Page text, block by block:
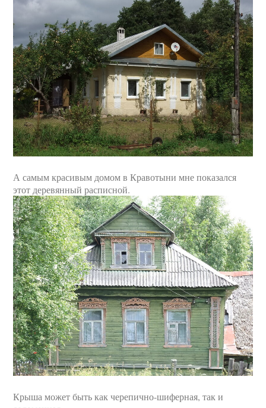
А самым красивым домом в Кравотыни мне показался
этот деревянный расписной.
Крыша может быть как черепично-шиферная, так и